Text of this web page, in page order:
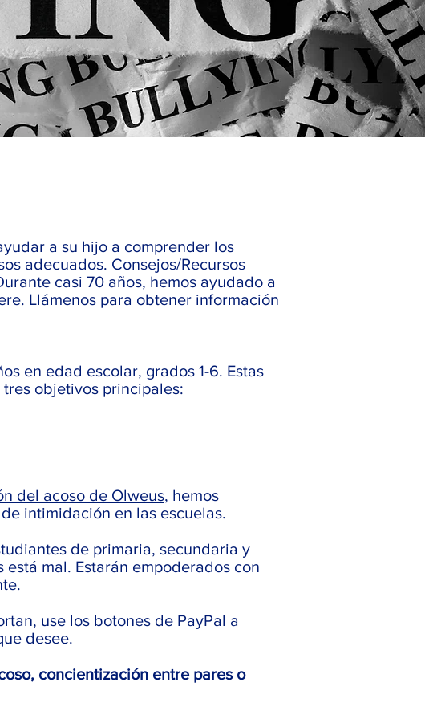
a su hijo a comprender los
adecuados. Consejos/Recursos
casi 70 años, hemos ayudado a
Llámenos para obtener información
en edad escolar, grados 1-6. Estas
objetivos principales:
del acoso de Olweus, hemos
intimidación en las escuelas.
de primaria, secundaria y
mal. Estarán empoderados con
use los botones de PayPal a
desee.
concientización entre pares o